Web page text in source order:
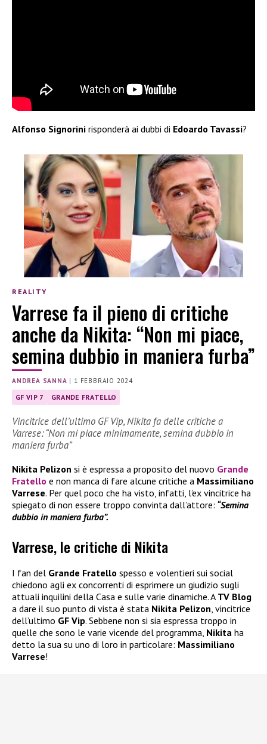
Alfonso Signorini risponderà ai dubbi di Edoardo Tavassi?
REALITY
Varrese fa il pieno di critiche
anche da Nikita: “Non mi piace,
semina dubbio in maniera furba”
ANDREA SANNA | 1 FEBBRAIO 2024
GF VIP 7 GRANDE FRATELLO
Vincitrice dell’ultimo GF Vip, Nikita fa delle critiche a
Varrese: “Non mi piace minimamente, semina dubbio in
maniera furba”
Nikita Pelizon si è espressa a proposito del nuovo Grande
Fratello e non manca di fare alcune critiche a Massimiliano
Varrese. Per quel poco che ha visto, infatti, l’ex vincitrice ha
spiegato di non essere troppo convinta dall’attore: “Semina
dubbio in maniera furba”.
Varrese, le critiche di Nikita
I fan del Grande Fratello spesso e volentieri sui social
chiedono agli ex concorrenti di esprimere un giudizio sugli
attuali inquilini della Casa e sulle varie dinamiche. A TV Blog
a dare il suo punto di vista è stata Nikita Pelizon , vincitrice
dell’ultimo GF Vip. Sebbene non si sia espressa troppo in
quelle che sono le varie vicende del programma, Nikita ha
detto la sua su uno di loro in particolare: Massimiliano
Varrese!